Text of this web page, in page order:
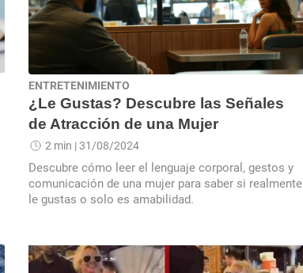
ENTRETENIMIENTO
¿Le Gustas? Descubre las Señales
de Atracción de una Mujer
2 min | 31/08/2024
Descubre cómo leer el lenguaje corporal, gestos y
comunicación de una mujer para saber si realmente
le gustas o solo es amabilidad.